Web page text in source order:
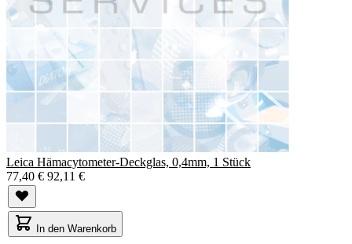
Leica Hämacytometer-Deckglas, 0,4mm, 1 Stück
77,40 € 92,11 €
In den Warenkorb